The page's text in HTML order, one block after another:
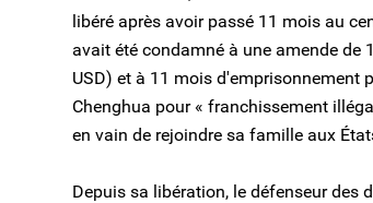
libéré après avoir passé 11 mois au
avait été condamné à une amende de
USD) et à 11 mois d'emprisonnement
Chenghua pour « franchissement
en vain de rejoindre sa famille aux
Depuis sa libération, le défenseur des